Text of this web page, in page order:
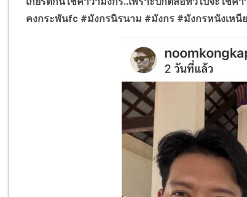
คงกระพันfc #มังกรนิรนาม #มังกร #มังกรหนังเหนี